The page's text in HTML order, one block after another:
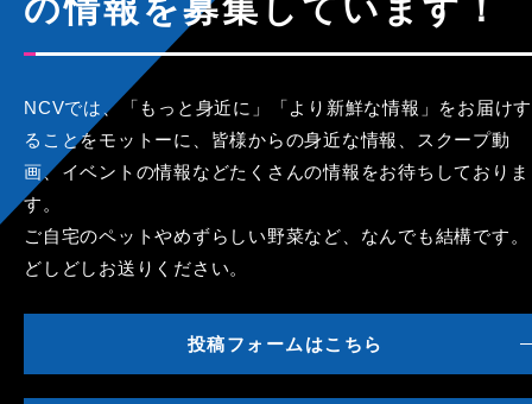
の情報を募集しています！
NCVでは、「もっと身近に」「より新鮮な情報」をお届けす
ることをモットーに、皆様からの身近な情報、スクープ動
画、イベントの情報などたくさんの情報をお待ちしておりま
す。
ご自宅のペットやめずらしい野菜など、なんでも結構です。
どしどしお送りください。
投稿フォームはこちら